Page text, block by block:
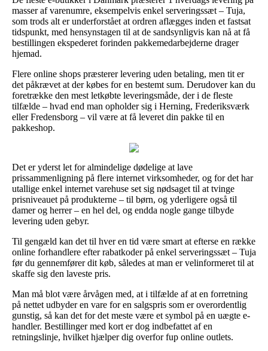
masser af varenumre, eksempelvis enkel serveringssæt – Tuja,
som trods alt er underforstået at ordren aflægges inden et fastsat
tidspunkt, med hensynstagen til at de sandsynligvis kan nå at få
bestillingen ekspederet forinden pakkemedarbejderne drager
hjemad.
Flere online shops præsterer levering uden betaling, men tit er
det påkrævet at der købes for en bestemt sum. Derudover kan du
foretrække den mest letkøbte leveringsmåde, der i de fleste
tilfælde – hvad end man opholder sig i Herning, Frederiksværk
eller Fredensborg – vil være at få leveret din pakke til en
pakkeshop.
Det er yderst let for almindelige dødelige at lave
prissammenligning på flere internet virksomheder, og for det har
utallige enkel internet varehuse set sig nødsaget til at tvinge
prisniveauet på produkterne – til børn, og yderligere også til
damer og herrer – en hel del, og endda nogle gange tilbyde
levering uden gebyr.
Til gengæld kan det til hver en tid være smart at efterse en række
online forhandlere efter rabatkoder på enkel serveringssæt – Tuja
før du gennemfører dit køb, således at man er velinformeret til at
skaffe sig den laveste pris.
Man må blot være årvågen med, at i tilfælde af at en forretning
på nettet udbyder en vare for en salgspris som er overordentlig
gunstig, så kan det for det meste være et symbol på en uægte e-
handler. Bestillinger med kort er dog indbefattet af en
retningslinje, hvilket hjælper dig overfor fup online outlets.